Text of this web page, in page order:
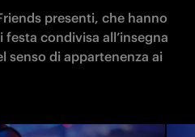
presenti, che hanno
condivisa all’insegna
senso di appartenenza ai